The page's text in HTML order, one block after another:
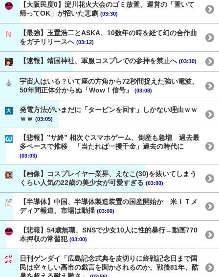
【大阪民度0】淀川花火大会のゴミ放置、運営の「置いて
帰ってOK」が招いた悲劇 (03:30)
【最強】玉置浩二とASKA、10数年の時を経て幻の合作曲
をガチリリースへ (03:12)
【速報】靖国神社、軍服コスプレでの参拝を禁止へ (03:10)
宇宙人はいる？いて座の方角から72秒間捉えた強い電波、
50年間正体分からぬ「Wow！信号」
(03:08)
発電方法がいまだに「タービンを回す」しかない理由ｗｗ
ｗｗ (03:05)
【悲報】”サ終” 相次ぐスマホゲーム、倒産も急増 過去最
多ペースで推移 「当たれば一攫千金」過去の時代に
(03:03)
【画像】コスプレイヤー業界、えなこ(30)を抜いてしまう
くらい人気の22歳の美少女が可愛すぎる (03:00)
【半導体】中国、半導体製造装置の国産開始か 米ＩＴメ
ディア報道、市場は動揺 (03:00)
【悲報】54歳無職、SNSで少女10人に性的暴行→動画770
本押収の常習犯 (03:00)
日刊ゲンダイ「広島記念式典を皮切りに終戦記念日まで国
民は空々しい高市の戯言を聞かされるのか。戦後81年、酷